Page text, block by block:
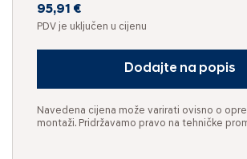
95,91 €
PDV je uključen u cijenu
Dodajte na popis
Navedena cijena može varirati ovisno o
montaži. Pridržavamo pravo na tehničke